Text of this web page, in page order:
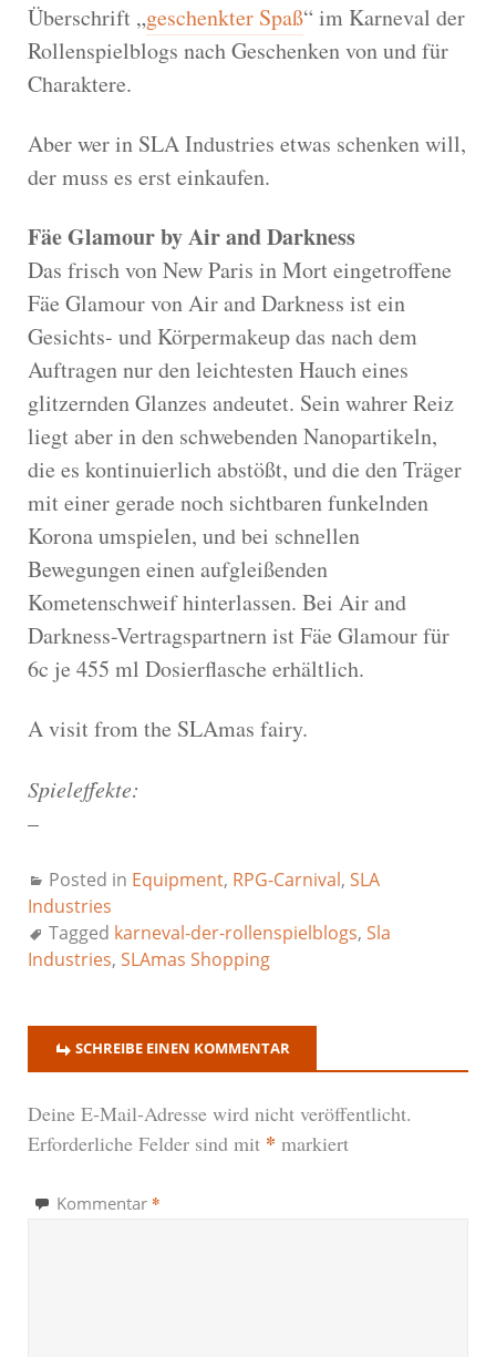
Überschrift „geschenkter Spaß“ im Karneval der
Rollenspielblogs nach Geschenken von und für
Charaktere.
Aber wer in SLA Industries etwas schenken will,
der muss es erst einkaufen.
Fäe Glamour by Air and Darkness
Das frisch von New Paris in Mort eingetroffene
Fäe Glamour von Air and Darkness ist ein
Gesichts- und Körpermakeup das nach dem
Auftragen nur den leichtesten Hauch eines
glitzernden Glanzes andeutet. Sein wahrer Reiz
liegt aber in den schwebenden Nanopartikeln,
die es kontinuierlich abstößt, und die den Träger
mit einer gerade noch sichtbaren funkelnden
Korona umspielen, und bei schnellen
Bewegungen einen aufgleißenden
Kometenschweif hinterlassen. Bei Air and
Darkness-Vertragspartnern ist Fäe Glamour für
6c je 455 ml Dosierflasche erhältlich.
A visit from the SLAmas fairy.
Spieleffekte:
–
Posted in Equipment, RPG-Carnival, SLA
Industries
Tagged karneval-der-rollenspielblogs, Sla
Industries, SLAmas Shopping
SCHREIBE EINEN KOMMENTAR
Deine E-Mail-Adresse wird nicht veröffentlicht.
Erforderliche Felder sind mit * markiert
Kommentar *